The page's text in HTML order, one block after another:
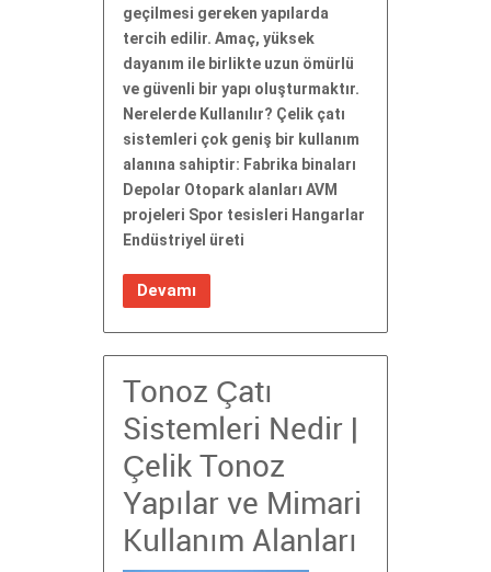
geçilmesi gereken yapılarda
tercih edilir. Amaç, yüksek
dayanım ile birlikte uzun ömürlü
ve güvenli bir yapı oluşturmaktır.
Nerelerde Kullanılır? Çelik çatı
sistemleri çok geniş bir kullanım
alanına sahiptir: Fabrika binaları
Depolar Otopark alanları AVM
projeleri Spor tesisleri Hangarlar
Endüstriyel üreti
Devamı
Tonoz Çatı
Sistemleri Nedir |
Çelik Tonoz
Yapılar ve Mimari
Kullanım Alanları